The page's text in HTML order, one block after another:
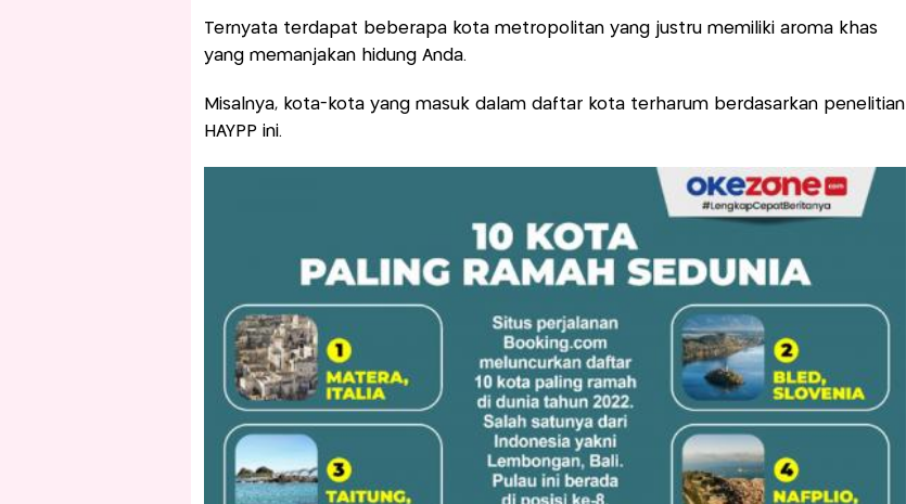
Ternyata terdapat beberapa kota metropolitan yang justru memiliki aroma khas
yang memanjakan hidung Anda.
Misalnya, kota-kota yang masuk dalam daftar kota terharum berdasarkan penelitian
HAYPP ini.